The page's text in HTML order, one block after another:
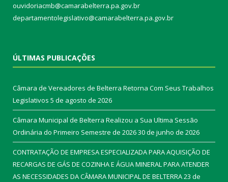
ouvidoriacmb@camarabelterra.pa.gov.br
departamentolegislativo@camarabelterra.pa.gov.br
ÚLTIMAS PUBLICAÇÕES
Câmara de Vereadores de Belterra Retorna Com Seus Trabalhos
Legislativos 5 de agosto de 2026
Câmara Municipal de Belterra Realizou a Sua Ultima Sessão
Ordinária do Primeiro Semestre de 202630 de junho de 2026
CONTRATAÇÃO DE EMPRESA ESPECIALIZADA PARA AQUISIÇÃO DE
RECARGAS DE GÁS DE COZINHA E ÁGUA MINERAL PARA ATENDER
AS NECESSIDADES DA CÂMARA MUNICIPAL DE BELTERRA23 de